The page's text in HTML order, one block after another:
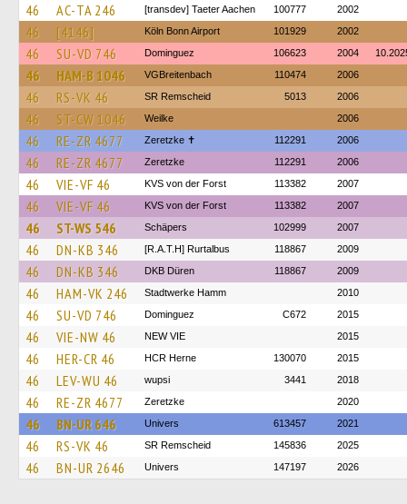
46 AC-TA 246 [transdev] Taeter Aachen 100777 2002
46 [4146] Köln Bonn Airport 101929 2002
46 SU-VD 746 Dominguez 106623 2004
46 HAM-B 1046 VGBreitenbach 110474 2006
46 RS-VK 46 SR Remscheid 5013 2006
46 ST-CW 1046 Weilke 2006
46 RE-ZR 4677 Zeretzke ✝ 112291 2006
46 RE-ZR 4677 Zeretzke 112291 2006
46 VIE-VF 46 KVS von der Forst 113382 2007
46 VIE-VF 46 KVS von der Forst 113382 2007
46 ST-WS 546 Schäpers 102999 2007
46 DN-KB 346 [R.A.T.H] Rurtalbus 118867 2009
46 DN-KB 346 DKB Düren 118867 2009
46 HAM-VK 246 Stadtwerke Hamm 2010
46 SU-VD 746 Dominguez C672 2015
46 VIE-NW 46 NEW VIE 2015
46 HER-CR 46 HCR Herne 130070 2015
46 LEV-WU 46 wupsi 3441 2018
46 RE-ZR 4677 Zeretzke 2020
46 BN-UR 646 Univers 613457 2021
46 RS-VK 46 SR Remscheid 145836 2025
46 BN-UR 2646 Univers 147197 2026